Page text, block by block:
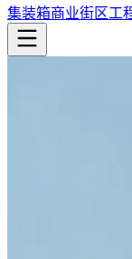
集装箱商业街区工